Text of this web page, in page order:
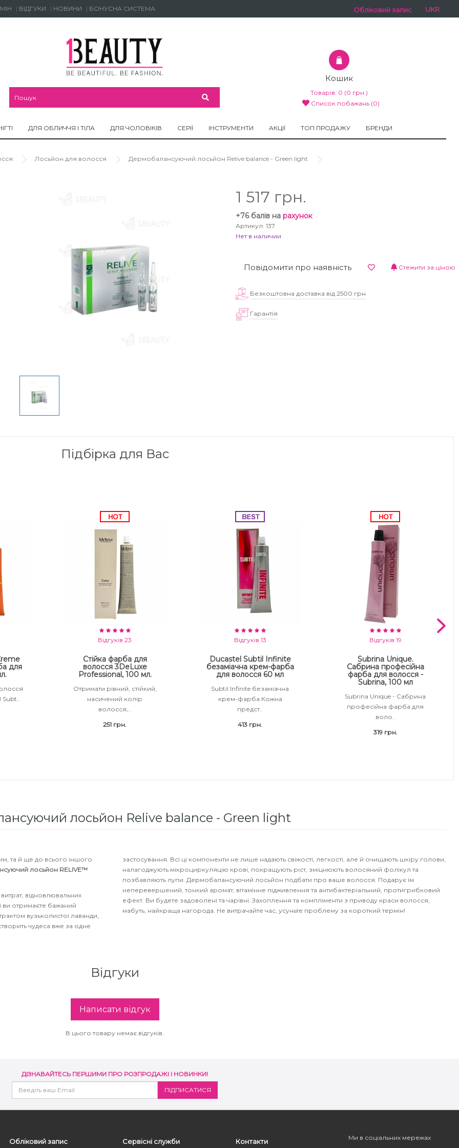
ВІДГУКИ НОВИНИ БОНУСНА СИСТЕМА Обліковий запис UKR
Кошик
Товарів: 0 (0 грн.)
Список побажань (0)
ДЛЯ ОБЛИЧЧЯ І ТІЛА ДЛЯ ЧОЛОВІКІВ СЕРІЇ ІНСТРУМЕНТИ АКЦІЇ ТОП ПРОДАЖУ БРЕНДИ
Лосьйон для волосся Дермобалансуючий лосьйон Relive balance - Green light
1 517 грн.
+76 балів на рахунок
Артикул: 137
Нет в наличии
Повідомити про наявність Стежити за ціною
Безкоштовна доставка від 2500 грн
Гарантія
Підбірка для Вас
для
Відгуків 23
Стійка фарба для
волосся 3DeLuxe
Professional, 100 мл.
Отримати рівний, стійкий,
насичений колір
волосся,..
251 грн.
Відгуків 13
Ducastel Subtil Infinite
безаміачна крем-фарба
для волосся 60 мл
Subtil Infinite безаміачна
крем-фарба Кожна
предст..
413 грн.
Відгуків 19
Subrina Unique.
Сабрина професійна
фарба для волосся -
Subrina, 100 мл
Subrina Unique - Сабрина
професійна фарба для
воло..
319 грн.
лосьйон Relive balance - Green light
та й ще до всього іншого
лосьйон RELIVE™
відновлювальних
ви отримаєте бажаний
вузьколистої лаванди,
чудеса вже за одне
застосування. Всі ці компоненти не лише надають свіжості, легкості, але й очищають шкіру голови,
налагоджують мікроциркуляцію крові, покращують ріст, зміцнюють волосяний фолікул та
позбавляють лупи. Дермобалансуючий лосьйон подбати про ваше волосся. Подарує їм
неперевершений, тонкий аромат, вітамінне підживлення та антибактеріальний, протигрибковий
ефект. Ви будете задоволені та чарівні. Захоплення та компліменти з приводу краси волосся,
мабуть, найкраща нагорода. Не витрачайте час, усуньте проблему за короткий термін!
Відгуки
Написати відгук
В цього товару немає відгуків.
ДІЗНАВАЙТЕСЬ ПЕРШИМИ ПРО РОЗПРОДАЖІ І НОВИНКИ!
Обліковий запис Сервісні служби Контакти Ми в соціальних мережах